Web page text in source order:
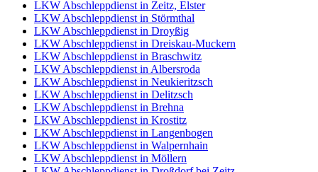
LKW Abschleppdienst in Zeitz, Elster
LKW Abschleppdienst in Störmthal
LKW Abschleppdienst in Droyßig
LKW Abschleppdienst in Dreiskau-Muckern
LKW Abschleppdienst in Braschwitz
LKW Abschleppdienst in Albersroda
LKW Abschleppdienst in Neukieritzsch
LKW Abschleppdienst in Delitzsch
LKW Abschleppdienst in Brehna
LKW Abschleppdienst in Krostitz
LKW Abschleppdienst in Langenbogen
LKW Abschleppdienst in Walpernhain
LKW Abschleppdienst in Möllern